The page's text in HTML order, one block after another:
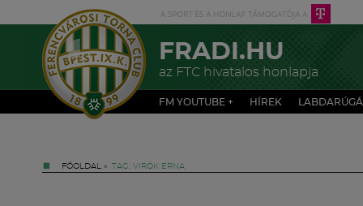
FRADI.HU
az FTC hivatalos honlapja
FM YOUTUBE + HÍREK
FŐOLDAL » TAG: VIRÓK ERNA